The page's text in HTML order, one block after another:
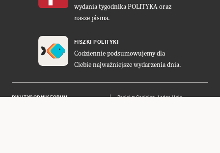
wydania tygodnika POLITYKA oraz
nasze pisma.
FISZKI POLITYKI
Codziennie podsumowujemy dla
Ciebie najważniejsze wydarzenia dnia.
DWUTYGODNIK FORUM Projekt:Cogision,Ładne Halo